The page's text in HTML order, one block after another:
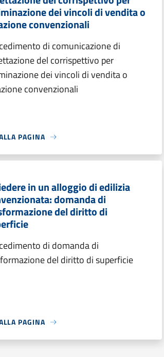
dei vincoli di vendita o
convenzionali
di comunicazione di
del corrispettivo per
dei vincoli di vendita o
convenzionali
PAGINA
in un alloggio di edilizia
domanda di
del diritto di
di domanda di
del diritto di superficie
PAGINA